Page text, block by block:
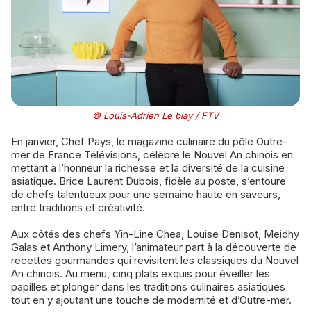
© Louis-Adrien Le blay / FTV
En janvier, Chef Pays, le magazine culinaire du pôle Outre-
mer de France Télévisions, célèbre le Nouvel An chinois en
mettant à l’honneur la richesse et la diversité de la cuisine
asiatique. Brice Laurent Dubois, fidèle au poste, s’entoure
de chefs talentueux pour une semaine haute en saveurs,
entre traditions et créativité.
Aux côtés des chefs Yin-Line Chea, Louise Denisot, Meidhy
Galas et Anthony Limery, l’animateur part à la découverte de
recettes gourmandes qui revisitent les classiques du Nouvel
An chinois. Au menu, cinq plats exquis pour éveiller les
papilles et plonger dans les traditions culinaires asiatiques
tout en y ajoutant une touche de modernité et d’Outre-mer.